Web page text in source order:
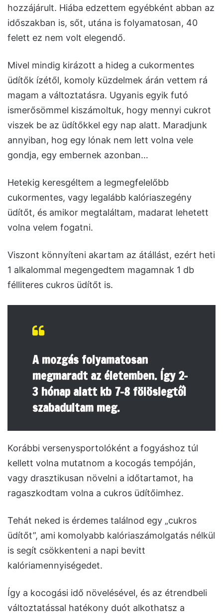
hozzájárult. Hiába edzettem egyébként abban az
időszakban is, sőt, utána is folyamatosan, 40
felett ez nem volt elegendő.
Mivel mindig kirázott a hideg a cukormentes
üdítők ízétől, komoly küzdelmek árán vettem rá
magam a változtatásra. Ugyanis egyik futó
ismerősömmel kiszámoltuk, hogy mennyi cukrot
viszek be az üdítőkkel egy nap alatt. Maradjunk
annyiban, hog egy lónak nem lett volna vele
gondja, egy embernek azonban…
Hetekig keresgéltem a legmegfelelőbb
cukormentes, vagy legalább kalóriaszegény
üdítőt, és amikor megtaláltam, madarat lehetett
volna velem fogatni.
Viszont könnyíteni akartam az átállást, ezért heti
1 alkalommal megengedtem magamnak 1 db
félliteres cukros üdítőt is.
A mozgás folyamatosan
megmaradt az életemben. Így 2-
3 hónap alatt kb 7-8 fölöslegtől
szabadultam meg.
Korábbi versenysportolóként a fogyáshoz túl
kellett volna mutatnom a kocogás tempóján,
vagy drasztikusan növelni a időtartamot, ha
ragaszkodtam volna a cukros üdítőimhez.
Tehát neked is érdemes találnod egy „cukros
üdítőt”, ami komolyabb kalóriaszámolgatás nélkül
is segít csökkenteni a napi bevitt
kalóriamennyiségedet.
Így a kocogási idő növelésével, és az étrendbeli
változtatással hatékony duót alkothatsz a